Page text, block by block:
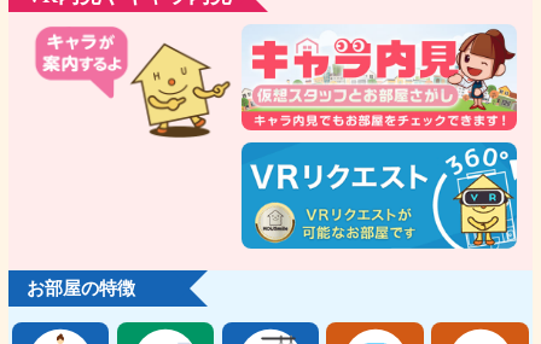
お部屋の特徴